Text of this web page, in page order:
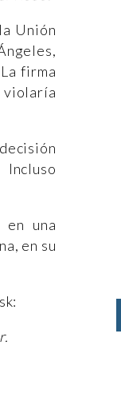
Unión
firma
violaría
en una
en su